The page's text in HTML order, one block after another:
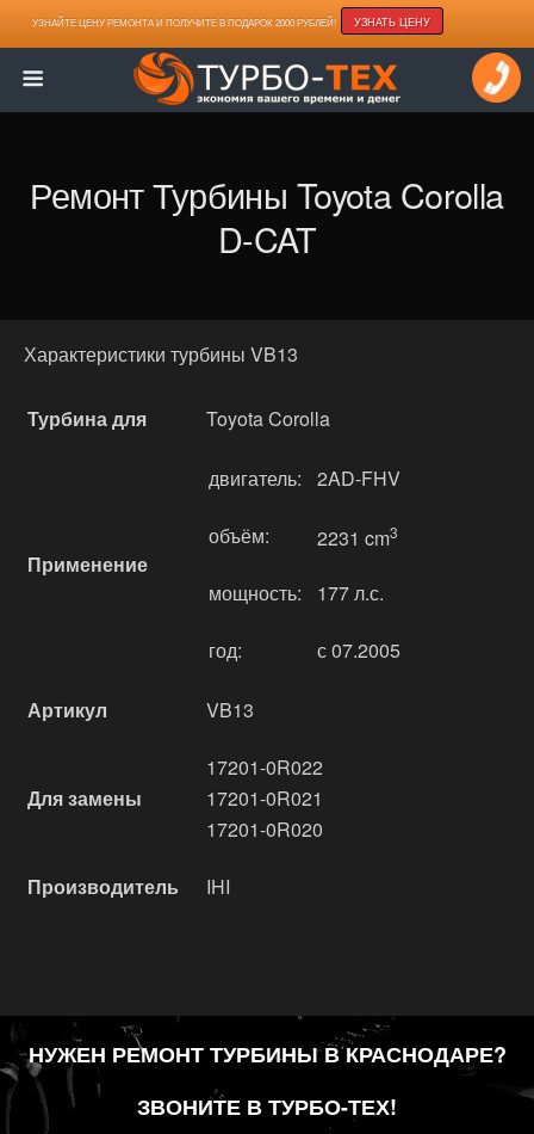
УЗНАЙТЕ ЦЕНУ РЕМОНТА И ПОЛУЧИТЕ В ПОДАРОК 2000 РУБЛЕЙ! УЗНАТЬ ЦЕНУ
Ремонт Турбины Toyota Corolla
D-CAT
Характеристики турбины VB13
Турбина для Toyota Corolla
Применение
двигатель: 2AD-FHV
объём: 2231 cm3
мощность: 177 л.с.
год: с 07.2005
Артикул VB13
Для замены
17201-0R022
17201-0R021
17201-0R020
Производитель IHI
НУЖЕН РЕМОНТ ТУРБИНЫ В КРАСНОДАРЕ?
ЗВОНИТЕ В ТУРБО-ТЕХ!